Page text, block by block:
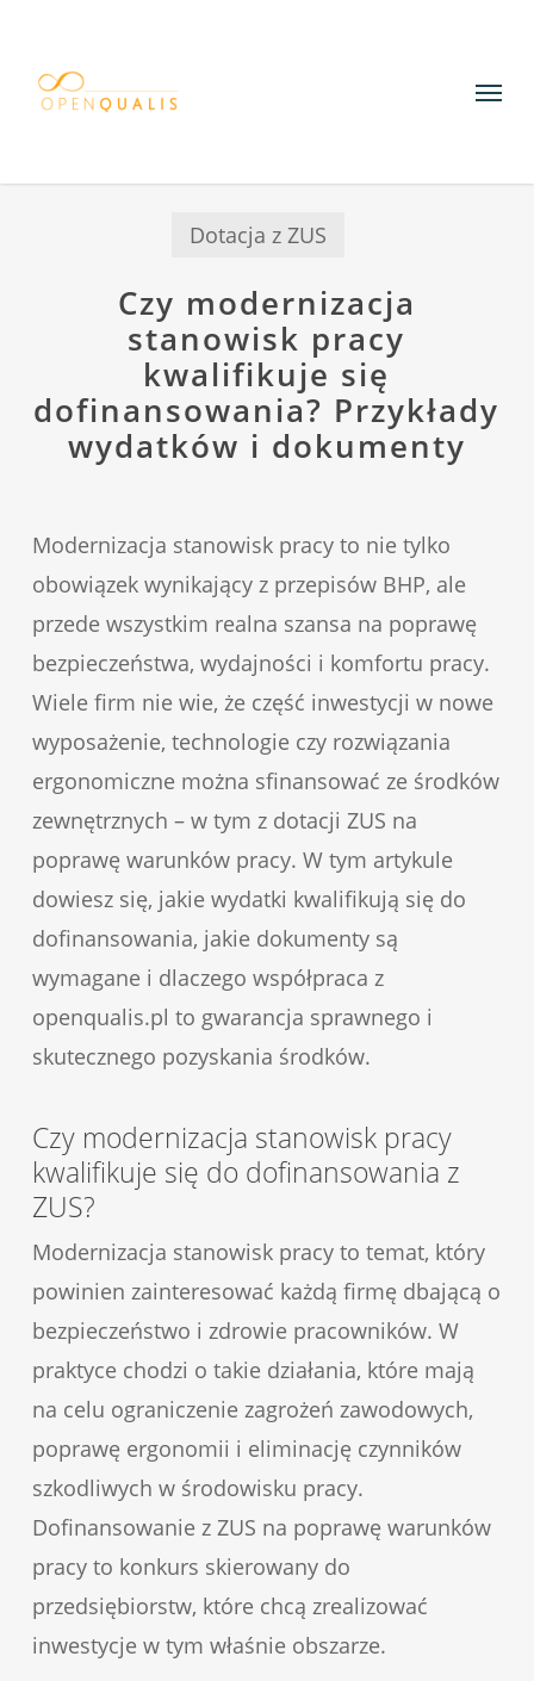
main
Menu
Dotacja z ZUS
Czy modernizacja
stanowisk pracy
kwalifikuje się
dofinansowania? Przykłady
wydatków i dokumenty
Modernizacja stanowisk pracy to nie tylko
obowiązek wynikający z przepisów BHP, ale
przede wszystkim realna szansa na poprawę
bezpieczeństwa, wydajności i komfortu pracy.
Wiele firm nie wie, że część inwestycji w nowe
wyposażenie, technologie czy rozwiązania
ergonomiczne można sfinansować ze środków
zewnętrznych – w tym z dotacji ZUS na
poprawę warunków pracy. W tym artykule
dowiesz się, jakie wydatki kwalifikują się do
dofinansowania, jakie dokumenty są
wymagane i dlaczego współpraca z
openqualis.pl to gwarancja sprawnego i
skutecznego pozyskania środków.
Czy modernizacja stanowisk pracy
kwalifikuje się do dofinansowania z
ZUS?
Modernizacja stanowisk pracy to temat, który
powinien zainteresować każdą firmę dbającą o
bezpieczeństwo i zdrowie pracowników. W
praktyce chodzi o takie działania, które mają
na celu ograniczenie zagrożeń zawodowych,
poprawę ergonomii i eliminację czynników
szkodliwych w środowisku pracy.
Dofinansowanie z ZUS na poprawę warunków
pracy to konkurs skierowany do
przedsiębiorstw, które chcą zrealizować
inwestycje w tym właśnie obszarze.